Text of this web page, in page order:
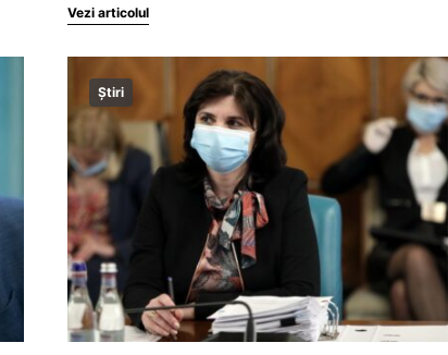
Vezi articolul
Știri